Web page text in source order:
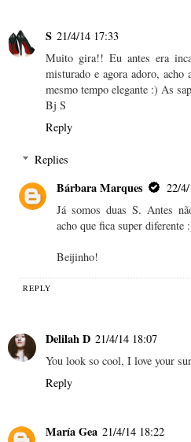
S 21/4/14 17:33
Muito gira!! Eu antes era
misturado e agora adoro,
mesmo tempo elegante :) As
Bj S
Reply
Replies
Bárbara Marques
22/
Já somos duas S. Antes
acho que fica super diferente
Beijinho!
REPLY
Delilah D 21/4/14 18:07
You look so cool, I love your
Reply
María Gea 21/4/14 18:22